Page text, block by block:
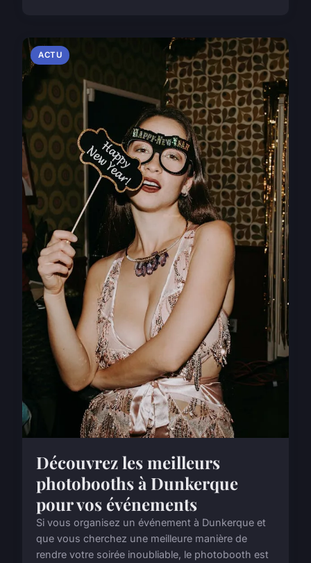
ACTU
Découvrez les meilleurs
photobooths à Dunkerque
pour vos événements
Si vous organisez un événement à Dunkerque et
que vous cherchez une meilleure manière de
rendre votre soirée inoubliable, le photobooth est